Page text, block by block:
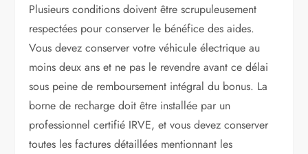
Plusieurs conditions doivent être scrupuleusement
respectées pour conserver le bénéfice des aides.
Vous devez conserver votre véhicule électrique au
moins deux ans et ne pas le revendre avant ce délai
sous peine de remboursement intégral du bonus. La
borne de recharge doit être installée par un
professionnel certifié IRVE, et vous devez conserver
toutes les factures détaillées mentionnant les